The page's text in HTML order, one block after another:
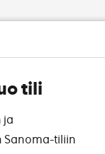
tili
ja
Sanoma-tiliin